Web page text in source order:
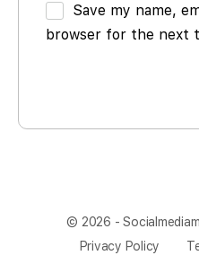
Save my name,
browser for the next
© 2026 -
Privacy Policy